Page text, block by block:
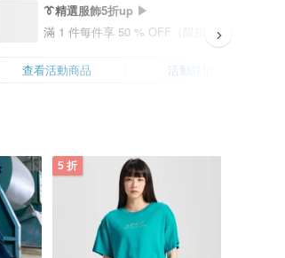
👔精選服飾5折up ▶
滿 1 件每件享 50 % OFF（限指定商品）
查看活動商品 活動詳情
5 折